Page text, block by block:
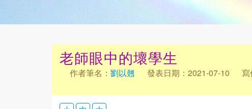
老師眼中的壞學生
作者筆名： 劉以翹 發表日期：2021-07-10